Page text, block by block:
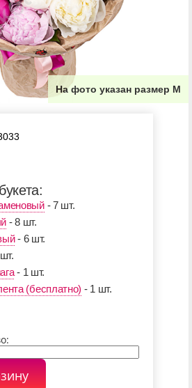
На фото указан размер М
- 7 шт.
- 8 шт.
- 6 шт.
- 1 шт.
(бесплатно) - 1 шт.